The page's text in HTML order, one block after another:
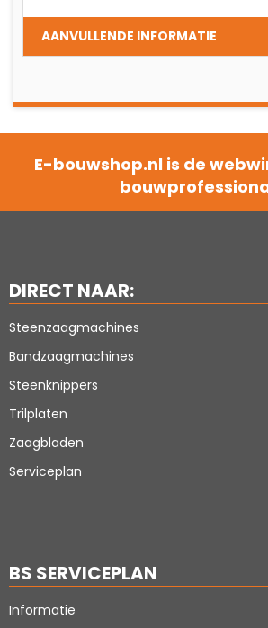
AANVULLENDE INFORMATIE
E-bouwshop.nl is de
DIRECT NAAR:
Steenzaagmachines
Bandzaagmachines
Steenknippers
Trilplaten
Zaagbladen
Serviceplan
BS SERVICEPLAN
Informatie